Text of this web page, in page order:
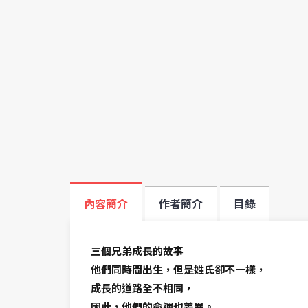
內容簡介 作者簡介 目錄
三個兄弟成長的故事
他們同時間出生，但是姓氏卻不一樣，
成長的道路全不相同，